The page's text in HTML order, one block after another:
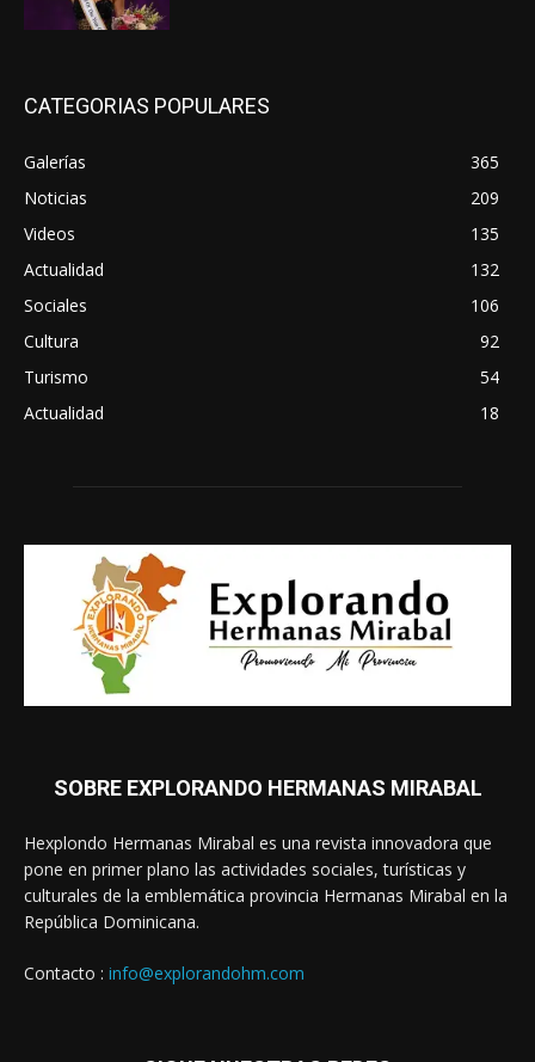
CATEGORIAS POPULARES
Galerías
365
Noticias
209
Videos
135
Actualidad
132
Sociales
106
Cultura
92
Turismo
54
Actualidad
18
SOBRE EXPLORANDO HERMANAS MIRABAL
Hexplondo Hermanas Mirabal es una revista innovadora que
pone en primer plano las actividades sociales, turísticas y
culturales de la emblemática provincia Hermanas Mirabal en la
República Dominicana.
Contacto : info@explorandohm.com